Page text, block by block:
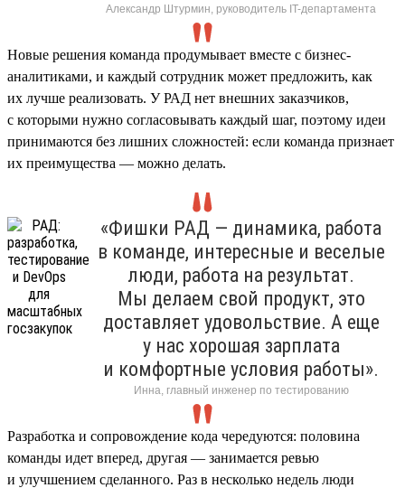
Александр Штурмин, руководитель IT-департамента
Новые решения команда продумывает вместе с бизнес-
аналитиками, и каждый сотрудник может предложить, как
их лучше реализовать. У РАД нет внешних заказчиков,
с которыми нужно согласовывать каждый шаг, поэтому идеи
принимаются без лишних сложностей: если команда признает
их преимущества — можно делать.
«Фишки РАД — динамика, работа
в команде, интересные и веселые
люди, работа на результат.
Мы делаем свой продукт, это
доставляет удовольствие. А еще
у нас хорошая зарплата
и комфортные условия работы».
Инна, главный инженер по тестированию
Разработка и сопровождение кода чередуются: половина
команды идет вперед, другая — занимается ревью
и улучшением сделанного. Раз в несколько недель люди